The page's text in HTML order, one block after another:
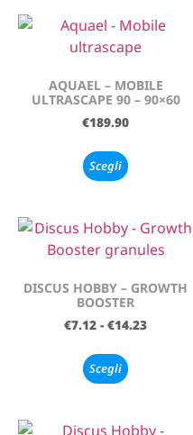
AQUAEL – MOBILE
ULTRASCAPE 90 – 90×60
€189.90
Scegli
DISCUS HOBBY – GROWTH
BOOSTER
€7.12 - €14.23
Scegli